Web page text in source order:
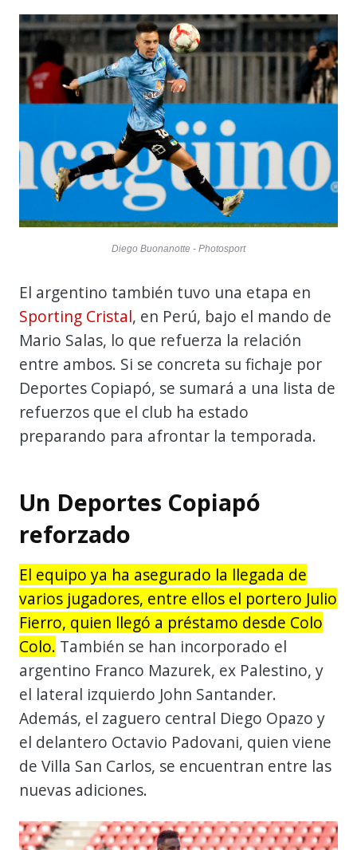
Diego Buonanotte - Photosport
El argentino también tuvo una etapa en
Sporting Cristal, en Perú, bajo el mando de
Mario Salas, lo que refuerza la relación
entre ambos. Si se concreta su fichaje por
Deportes Copiapó, se sumará a una lista de
refuerzos que el club ha estado
preparando para afrontar la temporada.
Un Deportes Copiapó
reforzado
El equipo ya ha asegurado la llegada de
varios jugadores, entre ellos el portero Julio
Fierro, quien llegó a préstamo desde Colo
Colo. También se han incorporado el
argentino Franco Mazurek, ex Palestino, y
el lateral izquierdo John Santander.
Además, el zaguero central Diego Opazo y
el delantero Octavio Padovani, quien viene
de Villa San Carlos, se encuentran entre las
nuevas adiciones.